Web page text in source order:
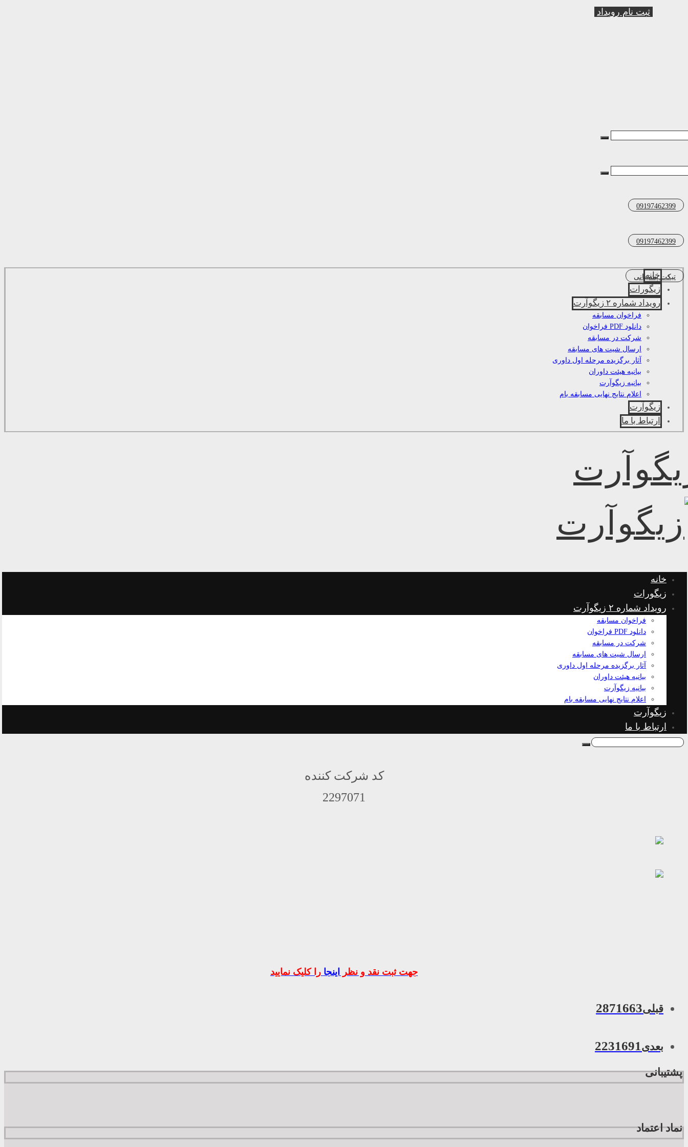
ثبت نام رویداد
09197462399
09197462399
تیکت پشتیبانی
خانه
زیگورات
رویداد شماره ۲ زیگوآرت
فراخوان مسابقه
دانلود PDF فراخوان
شرکت در مسابقه
ارسال شیت های مسابقه
آثار برگزیده مرحله اول داوری
بیانیه هیئت داوران
بیانیه زیگوآرت
اعلام نتایج نهایی مسابقه بام
زیگوآرت
ارتباط با ما
خانه
زیگورات
رویداد شماره ۲ زیگوآرت
فراخوان مسابقه
دانلود PDF فراخوان
شرکت در مسابقه
ارسال شیت های مسابقه
آثار برگزیده مرحله اول داوری
بیانیه هیئت داوران
بیانیه زیگوآرت
اعلام نتایج نهایی مسابقه بام
زیگوآرت
ارتباط با ما
کد شرکت کننده
2297071
جهت ثبت نقد و نظر اینجا را کلیک نمایید
قبلی2871663
بعدی2231691
پشتیبانی
نماد اعتماد